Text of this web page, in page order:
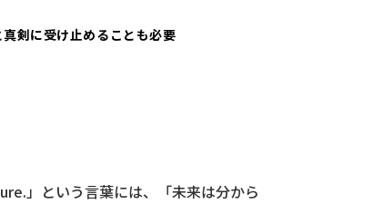
剣に受け止めることも必要
」という言葉には、「未来は分から